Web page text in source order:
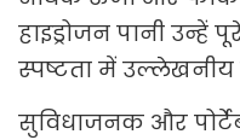
हाइड्रोजन पानी उन्हें
स्पष्टता में उल्लेखनीय
सुविधाजनक और